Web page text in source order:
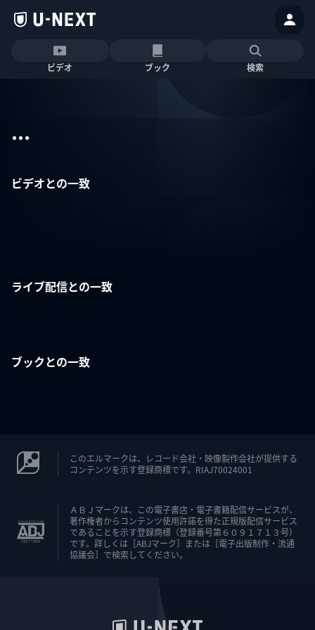
ビデオ ブック 検索
...
ビデオとの一致
ライブ配信との一致
ブックとの一致
このエルマークは、レコード会社・映像製作会社が提供する
コンテンツを示す登録商標です。RIAJ70024001
ＡＢＪマークは、この電子書店・電子書籍配信サービスが、
著作権者からコンテンツ使用許諾を得た正規版配信サービス
であることを示す登録商標（登録番号第６０９１７１３号）
です。詳しくは［ABJマーク］または［電子出版制作・流通
協議会］で検索してください。